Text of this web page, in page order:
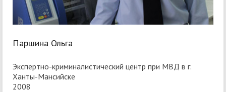
Паршина Ольга
Экспертно-криминалистический центр при МВД в г.
Ханты-Мансийске
2008